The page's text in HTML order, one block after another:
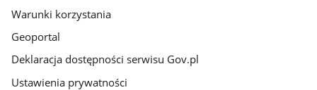
Warunki korzystania
Geoportal
Deklaracja dostępności serwisu Gov.pl
Ustawienia prywatności